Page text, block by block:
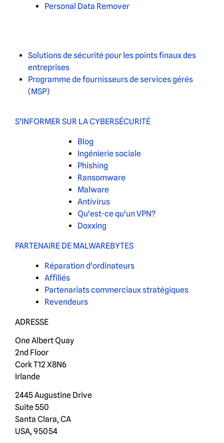
Personal Data Remover
Solutions de sécurité pour les points finaux des
entreprises
Programme de fournisseurs de services gérés
(MSP)
S'INFORMER SUR LA CYBERSÉCURITÉ
Blog
Ingénierie sociale
Phishing
Ransomware
Malware
Antivirus
Qu'est-ce qu'un VPN?
Doxxing
PARTENAIRE DE MALWAREBYTES
Réparation d'ordinateurs
Affiliés
Partenariats commerciaux stratégiques
Revendeurs
ADRESSE
One Albert Quay
2nd Floor
Cork T12 X8N6
Irlande
2445 Augustine Drive
Suite 550
Santa Clara, CA
USA, 95054